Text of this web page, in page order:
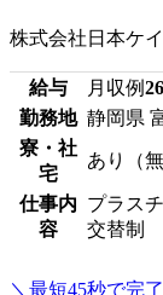
株式会社日本ケ
給与 月収例
勤務地 静岡県
寮・社
宅
あり（無
仕事内
容
プラス
交替制
＼最短45秒で完